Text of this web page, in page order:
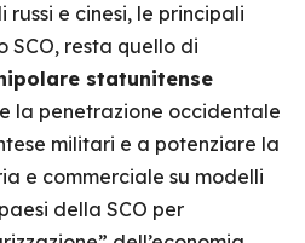
russi e cinesi, le principali
resta quello di
statunitense
la penetrazione occidentale
militari e a potenziare la
e commerciale su modelli
della SCO per